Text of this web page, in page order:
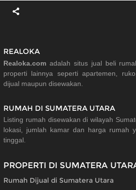
REALOKA
Realoka.com adalah situs jual beli
properti lainnya seperti apartemen,
dijual maupun disewakan.
RUMAH DI SUMATERA UTARA
Listing rumah disewakan di wilayah
lokasi, jumlah kamar dan harga rumah
tinggal.
PROPERTI DI SUMATERA
Rumah Dijual di Sumatera Utara